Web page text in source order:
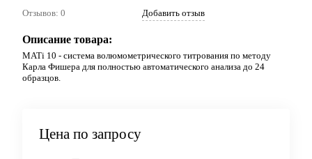
Отзывов: 0 Добавить отзыв
Описание товара:
MATi 10 - система волюмометрического титрования по методу
Карла Фишера для полностью автоматического анализа до 24
образцов.
Цена по запросу